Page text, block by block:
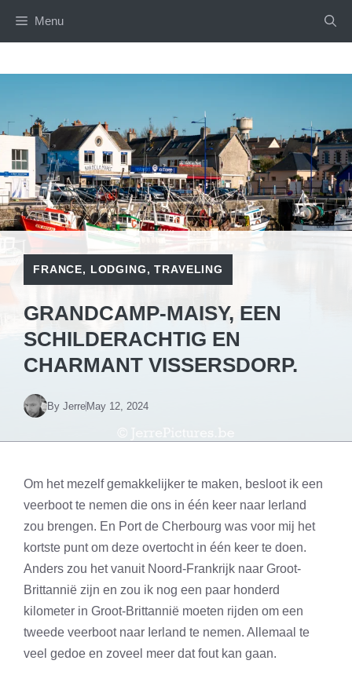
Menu
FRANCE, LODGING,TRAVELING
GRANDCAMP-MAISY, EEN
SCHILDERACHTIG EN
CHARMANT VISSERSDORP.
By JerreMay 12, 2024
Om het mezelf gemakkelijker te maken, besloot ik een
veerboot te nemen die ons in één keer naar Ierland
zou brengen. En Port de Cherbourg was voor mij het
kortste punt om deze overtocht in één keer te doen.
Anders zou het vanuit Noord-Frankrijk naar Groot-
Brittannië zijn en zou ik nog een paar honderd
kilometer in Groot-Brittannië moeten rijden om een
tweede veerboot naar Ierland te nemen. Allemaal te
veel gedoe en zoveel meer dat fout kan gaan.